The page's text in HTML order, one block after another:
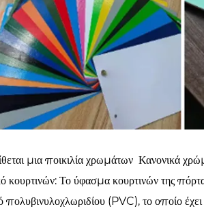
μια ποικιλία χρωμάτων Κανονικά
κουρτινών: Το ύφασμα κουρτινών της
πολυβινυλοχλωριδίου (PVC), το οποίο